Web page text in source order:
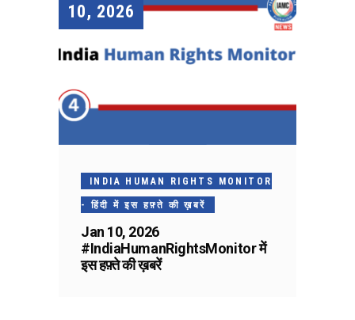
10, 2026
INDIA HUMAN RIGHTS MONITOR
- हिंदी में इस हफ़्ते की ख़बरें
Jan 10, 2026
#IndiaHumanRightsMonitor में
इस हफ़्ते की ख़बरें